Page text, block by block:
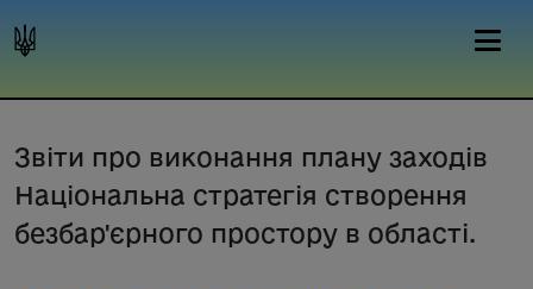
Звіти про виконання плану заходів
Національна стратегія створення
безбар'єрного простору в області.